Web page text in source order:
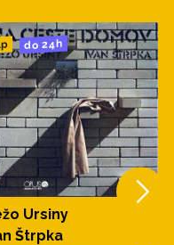
do 24h
Ursiny
Štrpka